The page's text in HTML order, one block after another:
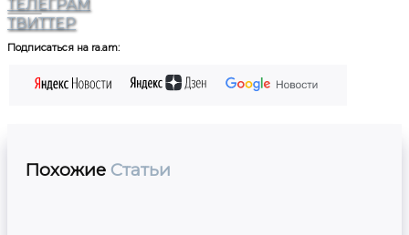
ТЕЛЕГРАМ
ТВИТТЕР
Подписаться на ra.am:
Похожие Статьи